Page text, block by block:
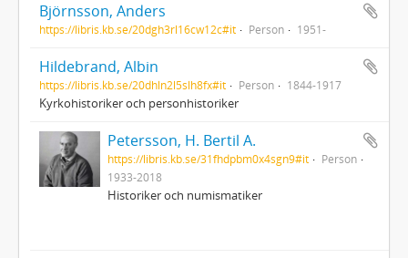
Björnsson, Anders
https://libris.kb.se/20dgh3rl16cw12c#it Person 1951-
Hildebrand, Albin
https://libris.kb.se/20dhln2l5slh8fx#it Person 1844-1917
Kyrkohistoriker och personhistoriker
Petersson, H. Bertil A.
https://libris.kb.se/31fhdpbm0x4sgn9#it
Person
1933-2018
Historiker och numismatiker